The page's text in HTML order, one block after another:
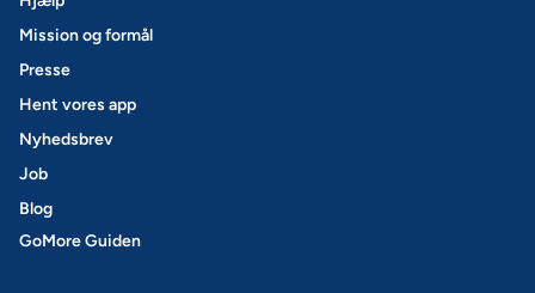
Mission og formål
Presse
Hent vores app
Nyhedsbrev
Job
Blog
GoMore Guiden